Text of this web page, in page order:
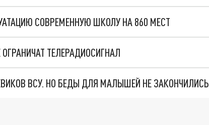
СОВРЕМЕННУЮ ШКОЛУ НА 860 МЕСТ
ТЕЛЕРАДИОСИГНАЛ
ВСУ. НО БЕДЫ ДЛЯ МАЛЫШЕЙ НЕ ЗАКОНЧИЛИСЬ